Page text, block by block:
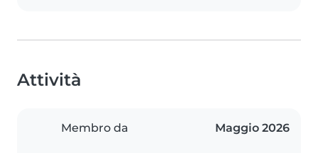
Attività
Membro da Maggio 2026